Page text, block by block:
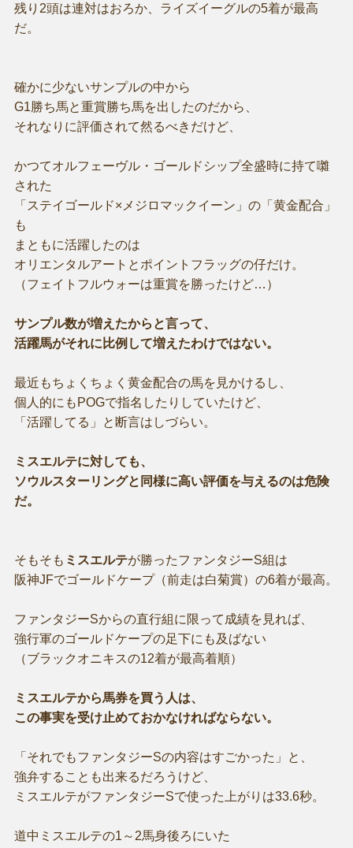
残り2頭は連対はおろか、ライズイーグルの5着が最高
だ。
確かに少ないサンプルの中から
G1勝ち馬と重賞勝ち馬を出したのだから、
それなりに評価されて然るべきだけど、
かつてオルフェーヴル・ゴールドシップ全盛時に持て囃
された
「ステイゴールド×メジロマックイーン」の「黄金配合」
も
まともに活躍したのは
オリエンタルアートとポイントフラッグの仔だけ。
（フェイトフルウォーは重賞を勝ったけど…）
サンプル数が増えたからと言って、
活躍馬がそれに比例して増えたわけではない。
最近もちょくちょく黄金配合の馬を見かけるし、
個人的にもPOGで指名したりしていたけど、
「活躍してる」と断言はしづらい。
ミスエルテに対しても、
ソウルスターリングと同様に高い評価を与えるのは危険
だ。
そもそも ミスエルテが勝ったファンタジーS組は
阪神JFでゴールドケープ（前走は白菊賞）の6着が最高。
ファンタジーSからの直行組に限って成績を見れば、
強行軍のゴールドケープの足下にも及ばない
（ブラックオニキスの12着が最高着順）
ミスエルテから馬券を買う人は、
この事実を受け止めておかなければならない。
「それでもファンタジーSの内容はすごかった」と、
強弁することも出来るだろうけど、
ミスエルテがファンタジーSで使った上がりは33.6秒。
道中ミスエルテの1～2馬身後ろにいた